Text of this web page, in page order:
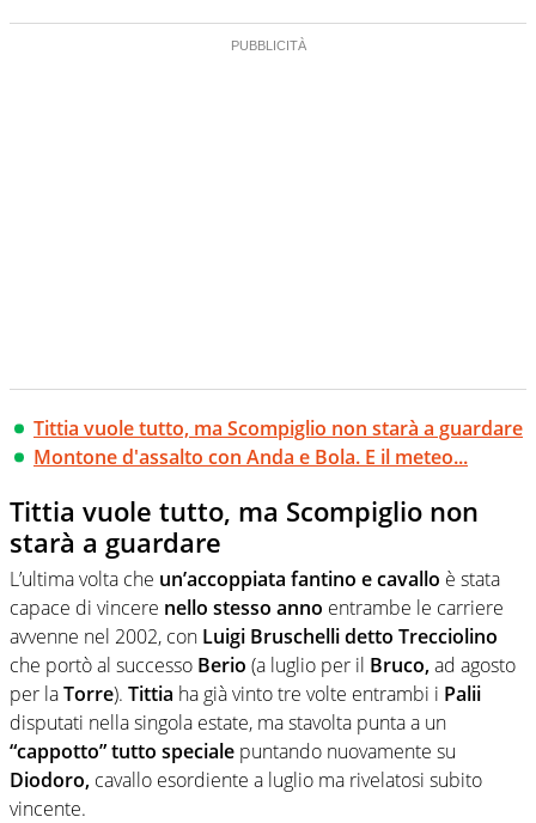
Tittia vuole tutto, ma Scompiglio non starà a guardare
Montone d'assalto con Anda e Bola. E il meteo...
Tittia vuole tutto, ma Scompiglio non
starà a guardare
L’ultima volta che un’accoppiata fantino e cavallo è stata
capace di vincere nello stesso anno entrambe le carriere
avvenne nel 2002, con Luigi Bruschelli detto Trecciolino
che portò al successo Berio (a luglio per il Bruco,ad agosto
per laTorre). Tittia ha già vinto tre volte entrambi i Palii
disputati nella singola estate, ma stavolta punta a un
“cappotto” tutto speciale puntando nuovamente su
Diodoro, cavallo esordiente a luglio ma rivelatosi subito
vincente.